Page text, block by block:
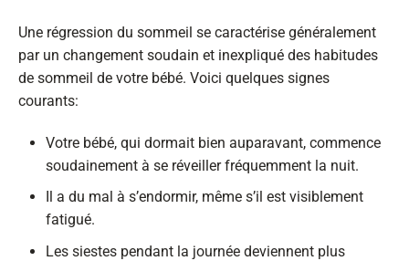
Une régression du sommeil se caractérise généralement
par un changement soudain et inexpliqué des habitudes
de sommeil de votre bébé. Voici quelques signes
courants:
Votre bébé, qui dormait bien auparavant, commence
soudainement à se réveiller fréquemment la nuit.
Il a du mal à s’endormir, même s’il est visiblement
fatigué.
Les siestes pendant la journée deviennent plus